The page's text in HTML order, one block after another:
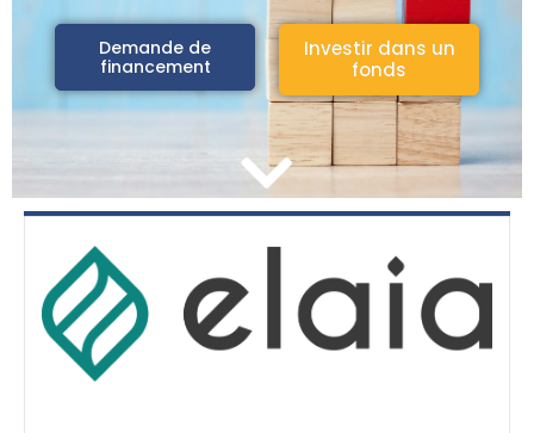
Demande de
financement
Investir dans un
fonds